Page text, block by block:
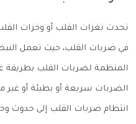
تحدث نغزات القلب أو وخزات
في ضربات القلب، حيث تعمل
المنظمة لضربات القلب بطريقة
الضربات سريعة أو بطيئة أو غير
انتظام ضربات القلب إلى حدوث